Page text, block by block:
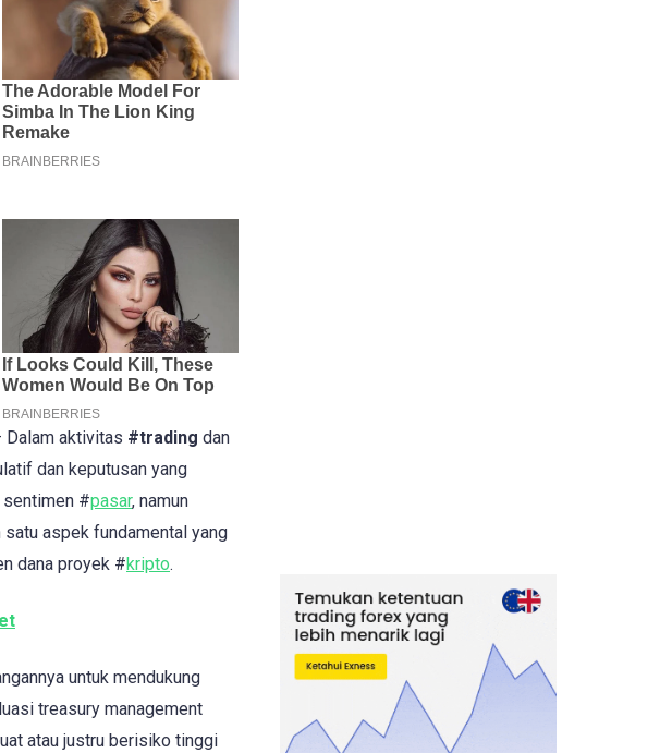
Dalam aktivitas #trading dan
dan keputusan yang
sentimen #pasar, namun
aspek fundamental yang
dana proyek #kripto.
untuk mendukung
treasury management
atau justru berisiko tinggi